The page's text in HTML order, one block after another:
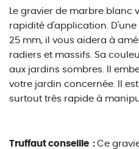
Le gravier de marbre blanc
rapidité d'application.
25 mm, il vous aidera à
radiers et massifs. Sa
aux jardins sombres. Il
votre jardin concernée. Il
surtout très rapide à
Truffaut conseille : Ce